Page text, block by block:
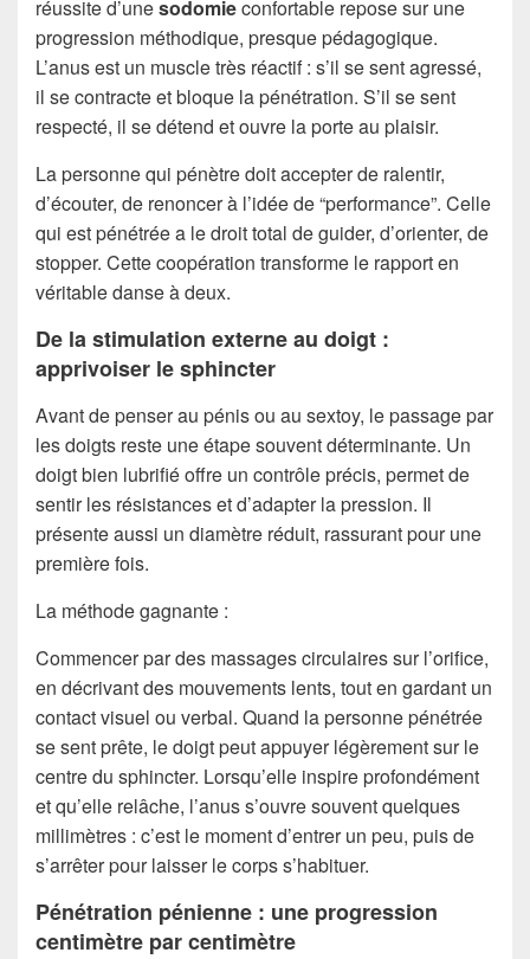
réussite d’unesodomieconfortable repose sur une
progression méthodique, presque pédagogique.
L’anus est un muscle très réactif : s’il se sent agressé,
il se contracte et bloque la pénétration. S’il se sent
respecté, il se détend et ouvre la porte au plaisir.
La personne qui pénètre doit accepter de ralentir,
d’écouter, de renoncer à l’idée de “performance”. Celle
qui est pénétrée a le droit total de guider, d’orienter, de
stopper. Cette coopération transforme le rapport en
véritable danse à deux.
De la stimulation externe au doigt :
apprivoiser le sphincter
Avant de penser au pénis ou au sextoy, le passage par
les doigts reste une étape souvent déterminante. Un
doigt bien lubrifié offre un contrôle précis, permet de
sentir les résistances et d’adapter la pression. Il
présente aussi un diamètre réduit, rassurant pour une
première fois.
La méthode gagnante :
Commencer par des massages circulaires sur l’orifice,
en décrivant des mouvements lents, tout en gardant un
contact visuel ou verbal. Quand la personne pénétrée
se sent prête, le doigt peut appuyer légèrement sur le
centre du sphincter. Lorsqu’elle inspire profondément
et qu’elle relâche, l’anus s’ouvre souvent quelques
millimètres : c’est le moment d’entrer un peu, puis de
s’arrêter pour laisser le corps s’habituer.
Pénétration pénienne : une progression
centimètre par centimètre